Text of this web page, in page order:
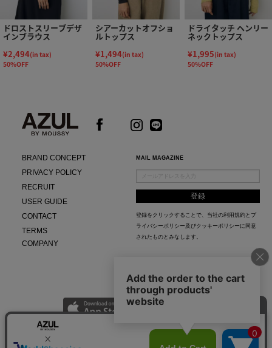
ドロストスリーブデザ
インブラウス
¥2,494(in tax)
50%OFF
シアーカットオフショ
ルトップス
¥1,494(in tax)
50%OFF
ドライタッチ ヘンリー
ネックトップス
¥1,995(in tax)
50%OFF
BRAND CONCEPT
PRIVACY POLICY
RECRUIT
USER GUIDE
CONTACT
TERMS
COMPANY
MAIL MAGAZINE
登録をクリックすることで、当社の利用規約と プ
ライバシーポリシー及びクッキーポリシー に同意
されたものとみなします。
AZUL APP
最新ニュースやスタイリング紹介までAZUL BY MOUSSYのお得な情報がいち早くチェック